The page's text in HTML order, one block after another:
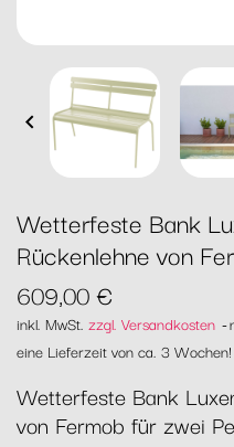

Wetterfeste Bank
Rückenlehne von
609,00 €
inkl. MwSt. zzgl. Versandkosten
eine Lieferzeit von ca. 3 Wochen!
Wetterfeste Bank
von Fermob für zwei